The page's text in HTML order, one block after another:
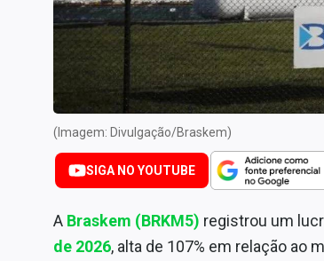
Internacional
Tecnologia
Conteúdo de Marca
Sobre
Expediente
(Imagem: Divulgação/Braskem)
SIGA NO YOUTUBE
A Braskem (BRKM5) registrou um
de 2026, alta de 107% em relação ao